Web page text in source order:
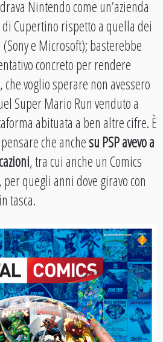
Nintendo come un’azienda
Cupertino rispetto a quella dei
e Microsoft); basterebbe
concreto per rendere
voglio sperare non avessero
Super Mario Run venduto a
abituata a ben altre cifre. È
che anchesu PSP avevo a
, tra cui anche un Comics
quegli anni dove giravo con
tasca.